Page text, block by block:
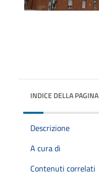
INDICE DELLA PAGINA
Descrizione
A cura di
Contenuti correlati